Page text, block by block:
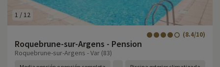
1 / 12
Roquebrune-sur-Argens - Pension
(8.4/10)
Roquebrune-sur-Argens - Var (83)